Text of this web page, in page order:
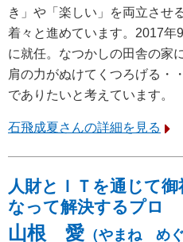
き」や「楽しい」を両立させ
着々と進めています。2017年
に就任。なつかしの田舎の家
肩の力がぬけてくつろげる・
でありたいと考えています。
石飛成夏さんの詳細を見る
人財とＩＴを通じて
なって解決するプロ
山根 愛 （やまね めぐ